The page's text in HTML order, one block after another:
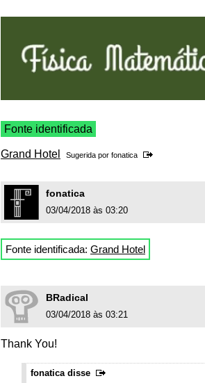
Fonte identificada
Grand Hotel Sugerida por fonatica
fonatica
03/04/2018 às 03:20
Fonte identificada: Grand Hotel
BRadical
03/04/2018 às 03:21
Thank You!
fonatica disse